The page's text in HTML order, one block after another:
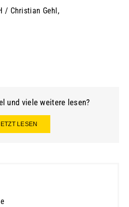
/ Christian Gehl,
und viele weitere lesen?
LESEN